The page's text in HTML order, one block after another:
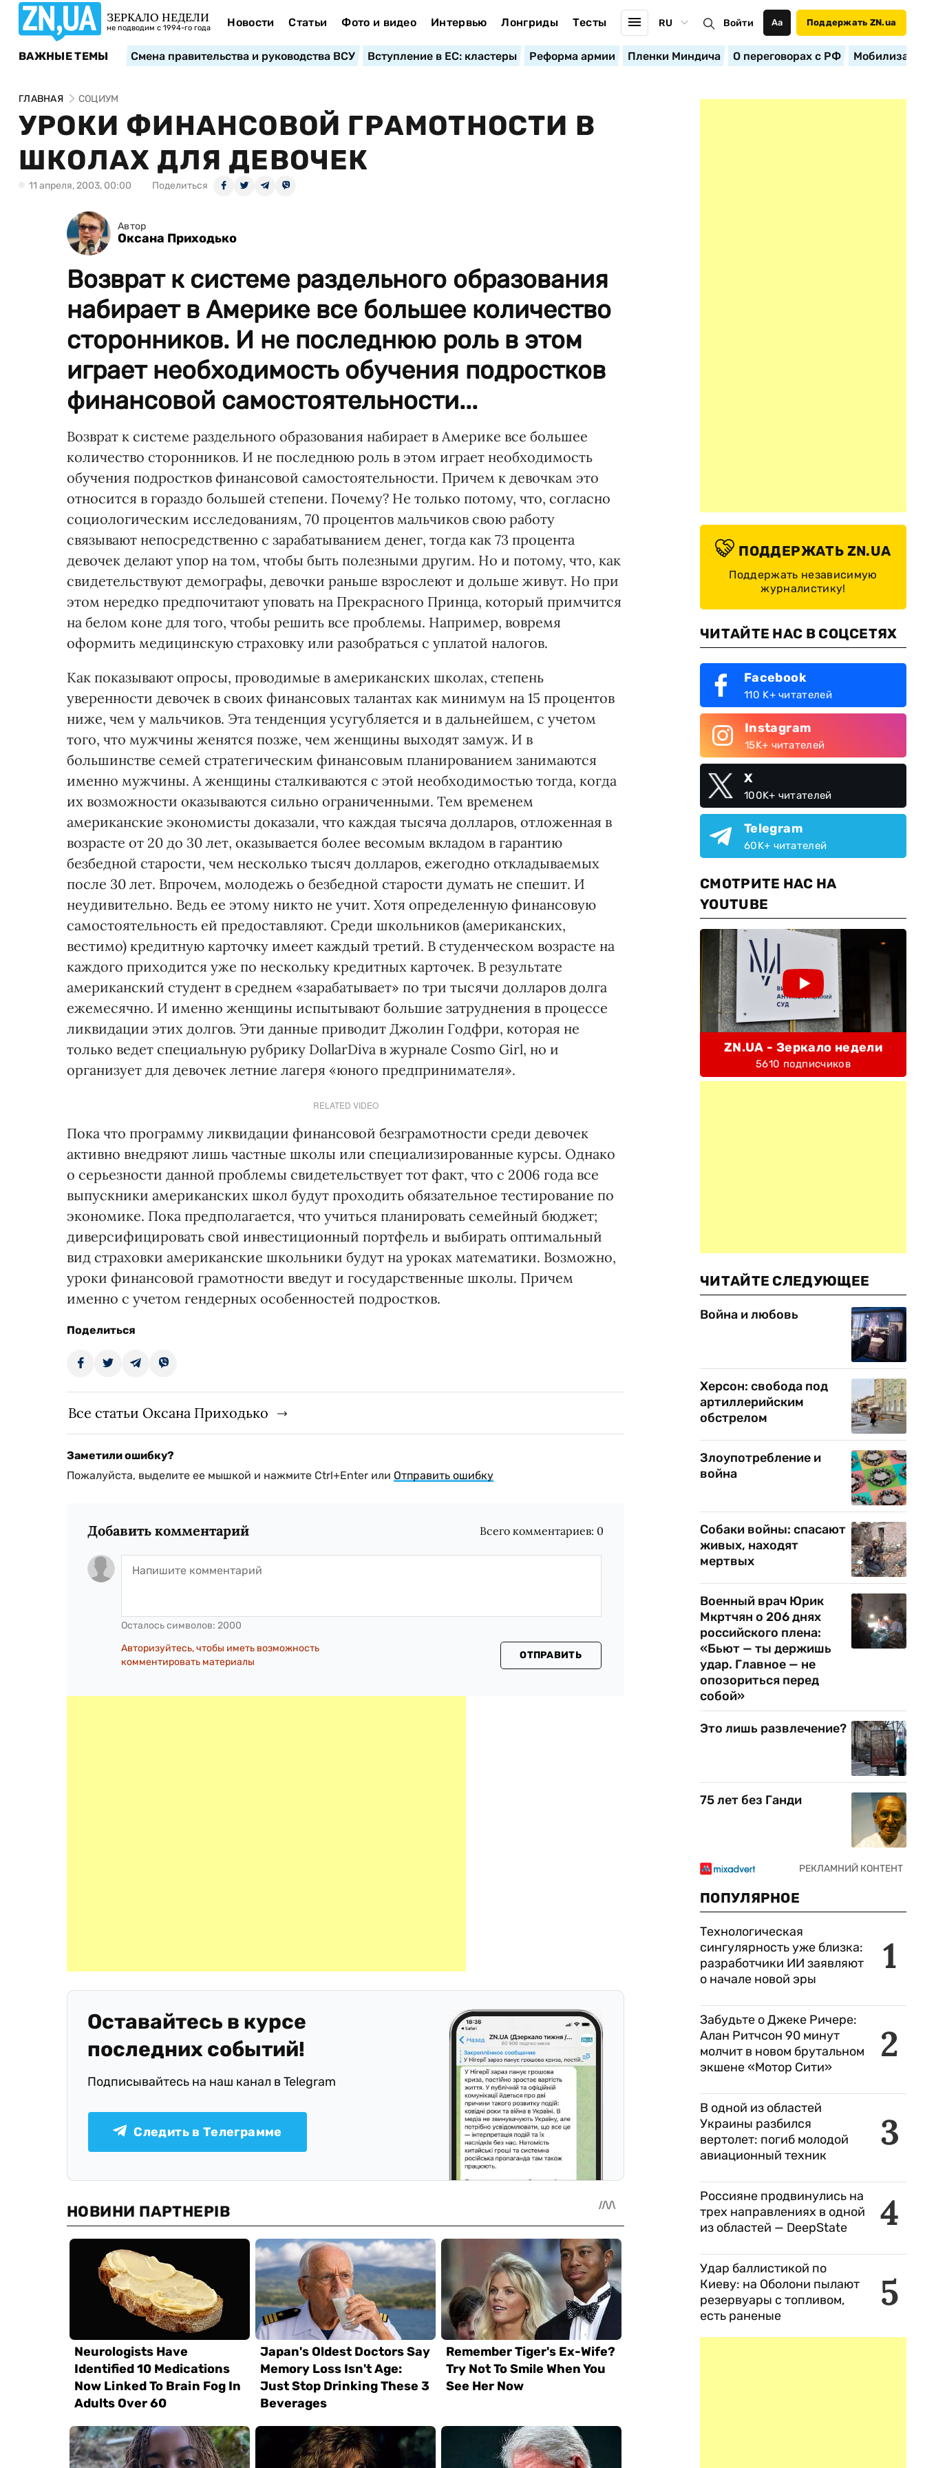
ЗЕРКАЛО НЕДЕЛИ
не подводим с 1994-го года Новости Статьи Фото и видео Интервью Лонгриды Тесты RU Войти Аа Поддержать ZN.ua
ВАЖНЫЕ ТЕМЫ Смена правительства и руководства ВСУ Вступление в ЕС: кластеры Реформа армии Пленки Миндича О переговорах с РФ
ГЛАВНАЯ СОЦИУМ
УРОКИ ФИНАНСОВОЙ ГРАМОТНОСТИ В
ШКОЛАХ ДЛЯ ДЕВОЧЕК
11 апреля, 2003, 00:00 Поделиться
Автор
Оксана Приходько
Возврат к системе раздельного образования
набирает в Америке все большее количество
сторонников. И не последнюю роль в этом
играет необходимость обучения подростков
финансовой самостоятельности...
Возврат к системе раздельного образования набирает в Америке все большее
количество сторонников. И не последнюю роль в этом играет необходимость
обучения подростков финансовой самостоятельности. Причем к девочкам это
относится в гораздо большей степени. Почему? Не только потому, что, согласно
социологическим исследованиям, 70 процентов мальчиков свою работу
связывают непосредственно с зарабатыванием денег, тогда как 73 процента
девочек делают упор на том, чтобы быть полезными другим. Но и потому, что, как
свидетельствуют демографы, девочки раньше взрослеют и дольше живут. Но при
этом нередко предпочитают уповать на Прекрасного Принца, который примчится
на белом коне для того, чтобы решить все проблемы. Например, вовремя
оформить медицинскую страховку или разобраться с уплатой налогов.
Как показывают опросы, проводимые в американских школах, степень
уверенности девочек в своих финансовых талантах как минимум на 15 процентов
ниже, чем у мальчиков. Эта тенденция усугубляется и в дальнейшем, с учетом
того, что мужчины женятся позже, чем женщины выходят замуж. И в
большинстве семей стратегическим финансовым планированием занимаются
именно мужчины. А женщины сталкиваются с этой необходимостью тогда, когда
их возможности оказываются сильно ограниченными. Тем временем
американские экономисты доказали, что каждая тысяча долларов, отложенная в
возрасте от 20 до 30 лет, оказывается более весомым вкладом в гарантию
безбедной старости, чем несколько тысяч долларов, ежегодно откладываемых
после 30 лет. Впрочем, молодежь о безбедной старости думать не спешит. И
неудивительно. Ведь ее этому никто не учит. Хотя определенную финансовую
самостоятельность ей предоставляют. Среди школьников (американских,
вестимо) кредитную карточку имеет каждый третий. В студенческом возрасте на
каждого приходится уже по нескольку кредитных карточек. В результате
американский студент в среднем «зарабатывает» по три тысячи долларов долга
ежемесячно. И именно женщины испытывают большие затруднения в процессе
ликвидации этих долгов. Эти данные приводит Джолин Годфри, которая не
только ведет специальную рубрику DollarDiva в журнале Cosmo Girl, но и
организует для девочек летние лагеря «юного предпринимателя».
RELATED VIDEO
Пока что программу ликвидации финансовой безграмотности среди девочек
активно внедряют лишь частные школы или специализированные курсы. Однако
о серьезности данной проблемы свидетельствует тот факт, что с 2006 года все
выпускники американских школ будут проходить обязательное тестирование по
экономике. Пока предполагается, что учиться планировать семейный бюджет;
диверсифицировать свой инвестиционный портфель и выбирать оптимальный
вид страховки американские школьники будут на уроках математики. Возможно,
уроки финансовой грамотности введут и государственные школы. Причем
именно с учетом гендерных особенностей подростков.
Поделиться
Все статьи Оксана Приходько
Заметили ошибку?
Пожалуйста, выделите ее мышкой и нажмите Ctrl+Enter или Отправить ошибку
Добавить комментарий Всего комментариев: 0
Осталось символов: 2000
Авторизуйтесь, чтобы иметь возможность
комментировать материалы
ОТПРАВИТЬ
Оставайтесь в курсе
последних событий!
Подписывайтесь на наш канал в Telegram
Следить в Телеграмме
ПОДДЕРЖАТЬ ZN.UA
Поддержать независимую
журналистику!
ЧИТАЙТЕ НАС В СОЦСЕТЯХ
Facebook
110 K+ читателей
Instagram
15K+ читателей
X
100K+ читателей
Telegram
60K+ читателей
СМОТРИТЕ НАС НА
YOUTUBE
ZN.UA - Зеркало недели
5610 подписчиков
ЧИТАЙТЕ СЛЕДУЮЩЕЕ
Война и любовь
Херсон: свобода под
артиллерийским
обстрелом
Злоупотребление и
война
Собаки войны: спасают
живых, находят
мертвых
Военный врач Юрик
Мкртчян о 206 днях
российского плена:
«Бьют — ты держишь
удар. Главное — не
опозориться перед
собой»
Это лишь развлечение?
75 лет без Ганди
ПОПУЛЯРНОЕ
1
Технологическая
сингулярность уже близка:
разработчики ИИ заявляют
о начале новой эры
2
Забудьте о Джеке Ричере:
Алан Ритчсон 90 минут
молчит в новом брутальном
экшене «Мотор Сити»
3
В одной из областей
Украины разбился
вертолет: погиб молодой
авиационный техник
4
Россияне продвинулись на
трех направлениях в одной
из областей — DeepState
5
Удар баллистикой по
Киеву: на Оболони пылают
резервуары с топливом,
есть раненые